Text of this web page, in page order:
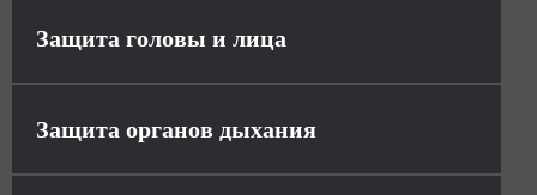
Защита головы и лица
Защита органов дыхания